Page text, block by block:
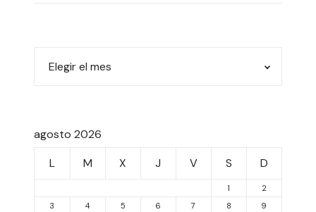
agosto 2026
L
M X J V S D
1
2
3
4 5 6 7 8
9